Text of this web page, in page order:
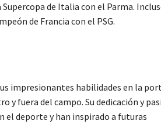
de Italia con el Parma.
de Francia con el PSG.
impresionantes habilidades en la
y fuera del campo. Su dedicación y
el deporte y han inspirado a futuras